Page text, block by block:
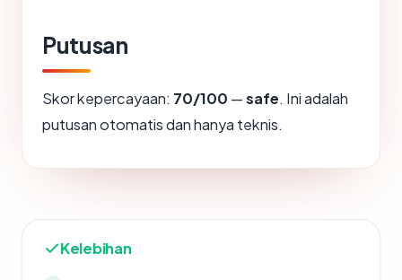
Putusan
Skor kepercayaan: 70/100 —safe. Ini adalah
putusan otomatis dan hanya teknis.
Kelebihan